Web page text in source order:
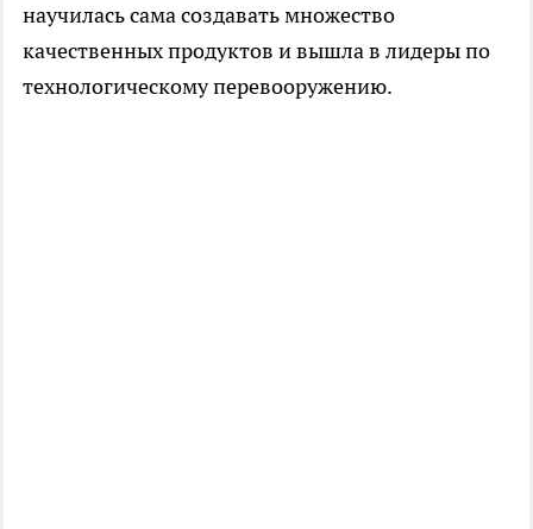
научилась сама создавать множество
качественных продуктов и вышла в лидеры по
технологическому перевооружению.